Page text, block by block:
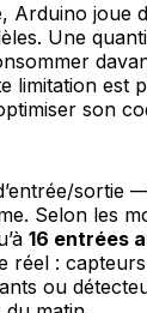
Arduino joue
Une
limitation est
son
sortie
Selon les
16 entrées
réel :
ou